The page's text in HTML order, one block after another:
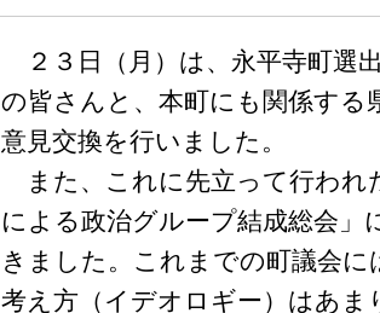
２３日（月）は、永平寺町選
の皆さんと、本町にも関係する
意見交換を行いました。
また、これに先立って行われ
による政治グループ結成総会」
きました。これまでの町議会
考え方（イデオロギー）はあま